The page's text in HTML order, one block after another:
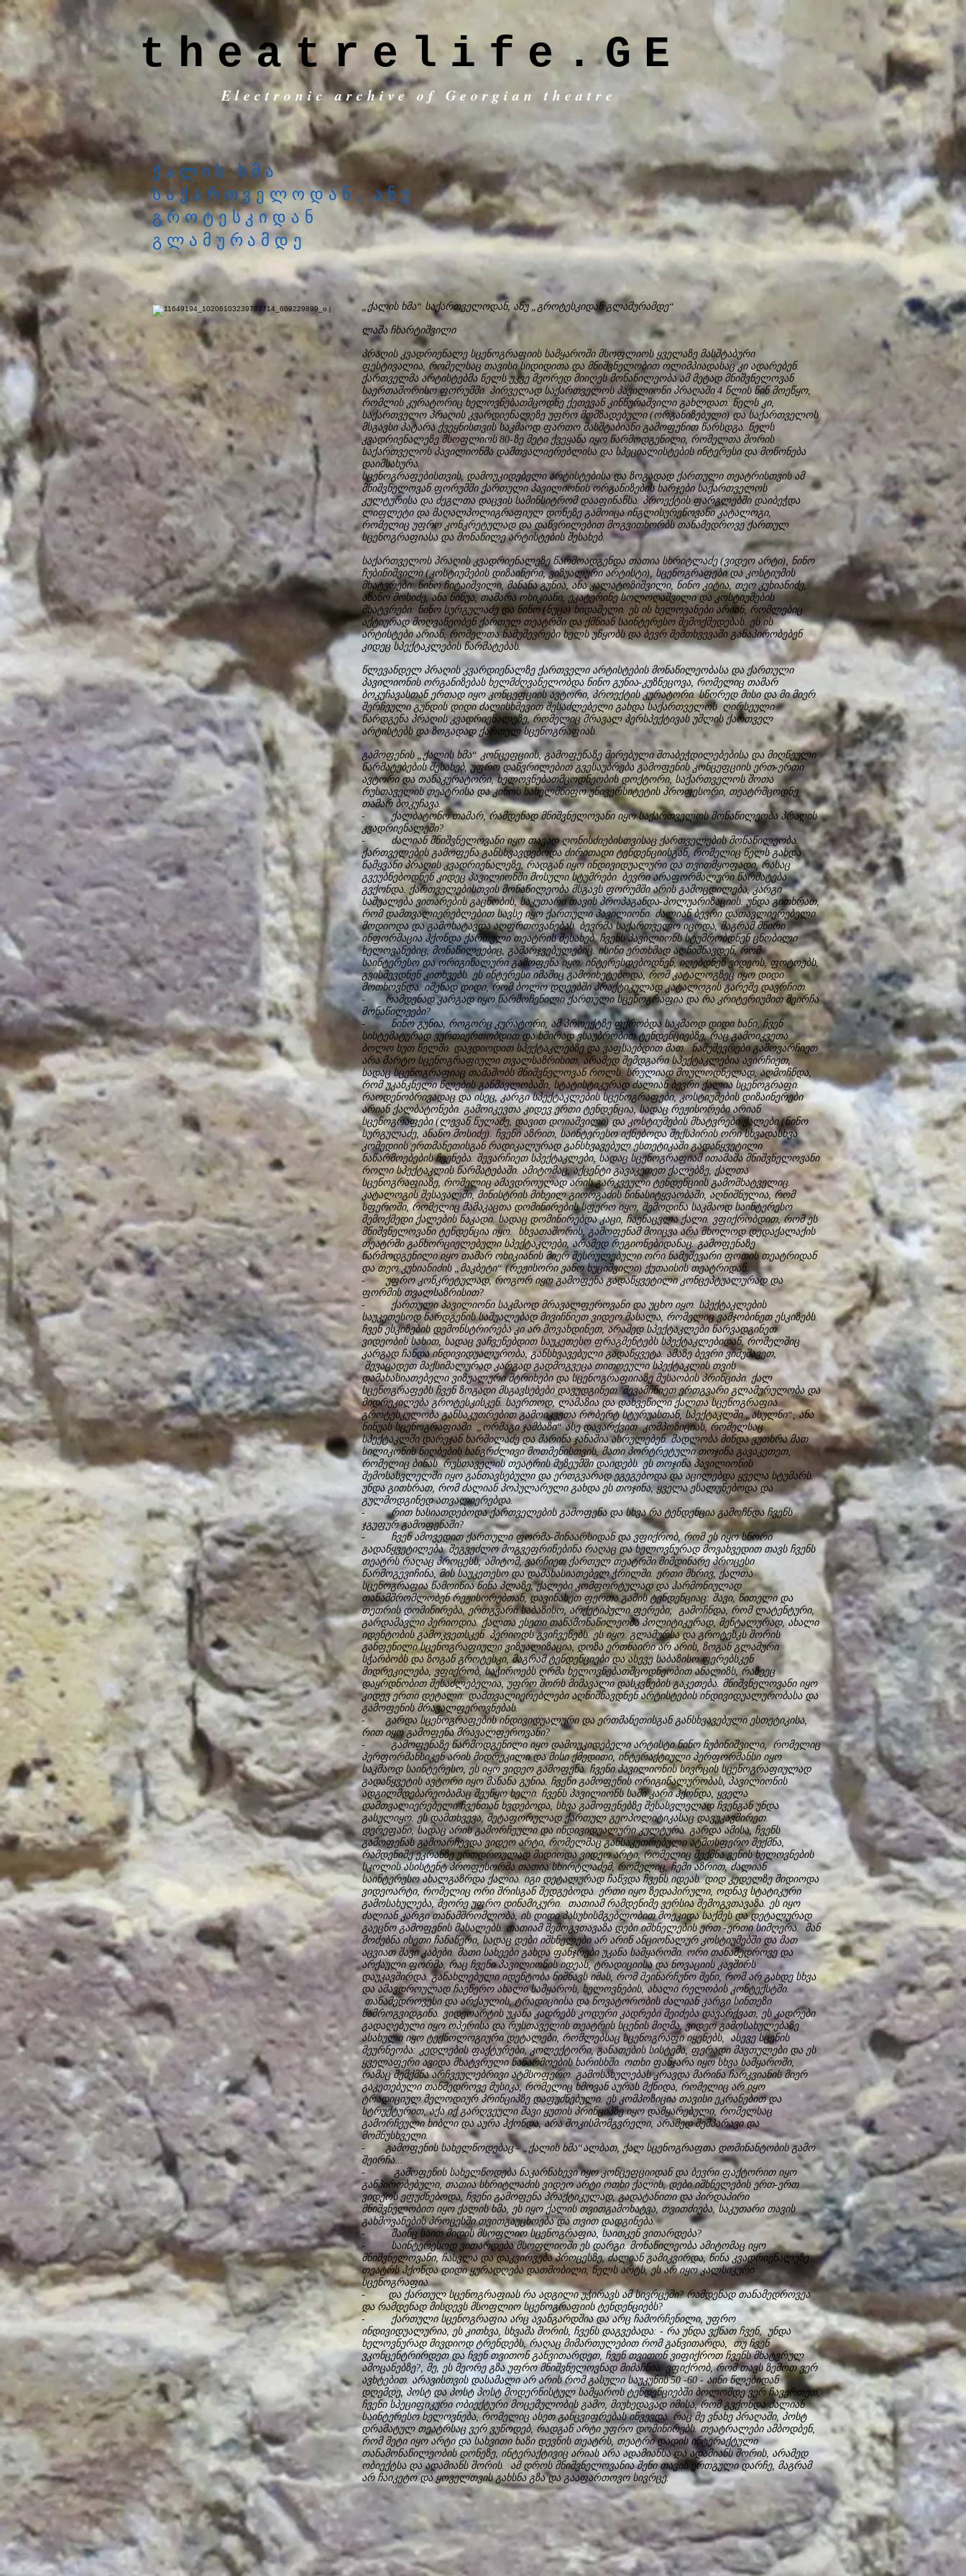
theatrelife.GE
Electronic archive of Georgian theatre
ქალის ხმა
საქართველოდან, ანუ
გროტესკიდან
გლამურამდე
„ქალის ხმა“ საქართველოდან, ანუ „გროტესკიდან გლამურამდე“
ლაშა ჩხარტიშვილი
პრაღის კვადრიენალე სცენოგრაფიის სამყაროში მსოფლიოს ყველაზე მასშტაბური
ფესტივალია, რომელსაც თავისი სიდიდითა და მნიშვნელობით ოლიმპიადასაც კი ადარებენ.
ქართველმა არტისტებმა წელს უკვე მეორედ მიიღეს მონაწილეობა ამ მეტად მნიშვნელოვან
საერთაშორისო ფორუმში. პირველად საქართველოს პავილიონი პრაღაში 4 წლის წინ მოეწყო,
რომლის კურატორიც ხელოვნებათმცოდნე ქეთევან კინწურაშვილი გახლდათ. წელს კი,
საქართველო პრაღის კვარდიენალეზე უფრო მომზადებული (ორგანიზებული) და საქართველოს
მსგავსი პატარა ქვეყნისთვის საკმაოდ ფართო მასშტაბიანი გამოფენით წარსდგა. წელს
კვადრიენალეზე მსოფლიოს 80-ზე მეტი ქვეყანა იყო წარმოდგენილი, რომელთა შორის
საქართველოს პავილიონმა დამთვალიერებლისა და სპეციალისტების ინტერესი და მოწონება
დაიმსახურა.
სცენოგრაფებისთვის, დამოუკიდებელი არტისტებისა და ზოგადად ქართული თეატრისთვის ამ
მნიშვნელოვან ფორუმში ქართული პავილიონის ორგანიზების ხარჯები საქართველოს
კულტურისა და ძეგლთა დაცვის სამინსიტრომ დააფინანსა. პროექტის ფარგლებში დაიბეჭდა
ლიფლეტი და მაღალპოლიგრაფიულ დონეზე გამოიცა ინგლისურენოვანი კატალოგი,
რომელიც უფრო კონკრეტულად და დაწვრილებით მოგვითხორბს თანამედროვე ქართულ
სცენოგრაფიასა და მონაწილე არტისტების შესახებ.
საქართველოს პრაღის კვადრიენალეზე წარმოადგენდა თათია სხრიტლაძე (ვიდეო არტი), ნინო
ჩუბინიშვილი (კოსტიუმების დიზაინერი, ვიზუალური არტისტი), სცენოგრაფები და კოსტიუმის
მხატვრები: ნინო ჩიტაიშვილი, მანანა გუნია, ანა კალატოზიშვილი, ნინო კიტია, თეო კუხიანიძე,
ანანო მოსიძე, ანა ნინუა, თამარა ოხიკიანი, ეკატერინე სოლოღაშვილი და კოსტიუმების
მხატვრები: ნინო სურგულაძე და ნინო (ნუცა) ხიდაშელი. ეს ის ხელოვანები არიან, რომლებიც
აქტიურად მოღვაწეობენ ქართულ თეატრში და ქმნიან საინტერესო შემოქმედებას. ეს ის
არტისტები არიან, რომელთა ნამუშევრები ხელს უწყობს და ბევრ შემთხვევაში განაპირობებენ
კიდეც სპექტაკლების წარმატებას.
წლევანდელ პრაღის კვარდიენალზე ქართველი არტისტების მონაწილეობასა და ქართული
პავილიონის ორგანიზებას ხელმძღვანელობდა ნინო გუნია-კუზნეცოვა, რომელიც თამარ
ბოკუჩავასთან ერთად იყო კონცეფციის ავტორი, პროექტის კურატორი. სწორედ მისი და მი მიერ
შერჩეული გუნდის დიდი ძალისხმევით შესაძლებელი გახდა საქართველოს ღირსეული
წარდგენა პრაღის კვადრიენალეზე, რომელიც მრავალ პერსპექტივას უშლის ქართველ
არტისტებს და ზოგადად ქართულ სცენოგრაფიას.
გამოფენის „ქალის ხმა“ კონცეფციის, გამოფენაზე მირებული შთაბეჭდილებებისა და მიღწეული
წარმატებების შესახებ, უფრო დაწვრილებით გვესაუბრება გამოფენის კონცეფციის ერთ-ერთი
ავტორი და თანაკურატორი, ხელოვნებათმცოდნეობის დოქტორი, საქართველოს შოთა
რუსთაველის თეატრისა და კინოს სახელმწიფო უნივერსიტეტის პროფესორი, თეატრმცოდნე
თამარ ბოკუჩავა.
- ქალბატონო თამარ, რამდენად მნიშვნელოვანი იყო საქართველოს მონაწილეობა პრაღის
კვადრიენალეში?
- ძალიან მნიშვნელოვანი იყო თავად ღონისძიებისთვისაც ქართველების მონაწილეობა.
ქართველების გამოფენა განსხვავდებოდა ძირითადი ტენდენციისგან, რომელიც წელს გახდა
წამყვანი პრაღის კვადრიენალეზე, რადგან იყო ინდივიდუალური და თვითმყოფადი, რასაც
გვეუბნებოდნენ კიდეც პავილიონში მოსული სტუმრები. ბევრი არაფორმალური წარმატება
გვქონდა. ქართველებისთვის მონაწილეობა მსგავს ფორუმში არის გამოცდილება, კარგი
საშუალება ვითარების გაცნობის, საკუთარი თავის პროპაგანდა-პოლუარიზაციის. უნდა გითხრათ,
რომ დამთვალიერებლებით სავსე იყო ქართული პავილიონი. ძალიან ბევრი დათავლიერებელი
მოდიოდა და გამოხატავდა აღფრთოვანებას. ბევრმა საქართველო იცოდა, მაგრამ მწირი
ინფორმაცია ჰქონდა ქართული თეატრის შესახებ. ჩვენს პავილიონს სტუმრობდნენ ცნობილი
ხელოვანებიც, მონაწილეებიც, გამარჯვებულებიც. ისინი ერთხმად აღნიშნავდენ, რომ
საინტერესო და ორიგინალური გამოფენა იყო. ინტერესდებოდნენ, იღებდნენ ვიდეოს, ფოტოებს,
გვისმევდნენ კითხვებს. ეს ინტერესი იმაშიც გამოიხეტებოდა, რომ კატალოგზეც იყო დიდი
მოთხოვნდა. იმენად დიდი, რომ ბოლო დღეებში პრაქტიკულად კატალოგის გარეშე დავრჩით.
- რამდენად კარგად იყო წარმოჩენილი ქართული სცენოგრაფია და რა კრიტერიუმით შეირჩა
მონაწილეები?
- ნინო გუნია, როგორც კურატორი, ამ პროექტზე ფქრობდა საკმაოდ დიდი ხანი, ჩვენ
სისტემატურად ვურთიერთობდით და ხშირად ვსაუბრობით ტენდენციებზე, რაც გამოიკვეთა
ბოლო ხუთ წელში. დავდიოდით სპექტაკლებზე და ვაფსაებდით მათ. ნამუშევრები გამოვარჩიეთ
არა მარტო სცენოგრაფიული თვალსაზრისით, არამედ შემდგარი სპექტაკლებია ავირჩიეთ,
სადაც სცენოგრაფიაც თამაშობს მნიშვნელოვან როლს. სრულიად მოულოდნელად, აღმოჩნდა,
რომ უკანკნელი წლების განმავლობაში, სტატისტიკურად ძალიან ბევრი ქალია სცენოგრაფი.
რაოდენობრივადაც და ისეც, კარგი სპექტაკლების სცენოგრაფები, კოსტიუმების დიზაინერები
არიან ქალბატონები. გამოიკევთა კიდევ ერთი ტენდენცია, სადაც რეჟისორები არიან
სცენოგრაფები (ლევან წულაძე, დავით დოიაშვილი) და კოსტიუმების მხატვრები ქალები (ნინო
სურგულაძე, ანანო მოსიძე). ჩვენი აზრით, საინტერესო იქნებოდა შექსპირის ორი სხვადასხვა
კომედიის ერთმანეთისგან რადიკალურად განსხვავებულ ესთეტიკაში გადაწყვეტილი
ნაწარმოებების ჩვენება. შევარჩიეთ სპექტაკლები, სადაც სცენოგრაფიამ ითამაშა მნიშვნელოვანი
როლი სპექტაკლის წარმატებაში. ამიტომაც, აქცენტი გავაკეთეთ ქალებზე, ქალთა
სცენოგრაფიაზე, რომელიც ამავდროულად არის გარკვეული ტენდენციის გამომხატველიც.
კატალოგის შესავალში, მინისტრის მიხეილ გიორგაძის წინასიტყვაობაში, აღნიშნულია, რომ
სფეროში, რომელიც მამაკაცთა დომინირების სფერო იყო, შემოდინა საკმაოდ საინტერესო
შემოქმედი ქალების ნაკადი. სადაც დომინირებდა კაცი, ჩაენაცვლა ქალი. ვფიქრობდით, რომ ეს
მნიშვნელოვანი ტენდენცია იყო. სხვათაშორის, გამოფენამ მოიცვა არა მხოლოდ დედაქალაქის
თეატრში განხორციელებული სპექტაკლები, არამედ რეგიონებიდანაც. გამოფენაზე
წარმოდგენილი იყო თამარ ოხიკიანის მიერ შესრულებული ორი ნამუშევარი ფოთის თეატრიდან
და თეო კუხიანიძის „მაკბეტი“ (რეჟისორი ვანო ხუციშვილი) ქუთაისის თეატრიდან.
- უფრო კონკრეტულად, როგორ იყო გამოფენა გადაწყვეტილი კონცეპტუალურად და
ფორმის თვალსაზრისით?
- ქართული პავილიონი საკმაოდ მრავალფეროვანი და უცხო იყო. სპექტაკლების
საუკეთესოდ წარდგენის საშუალებად მივიჩნიეთ ვიდეო მასალა, რომელიც ვამჯობინეთ ესკიზებს.
ჩვენ ესკიზების დემონსტრირება კი არ მოვახდინეთ, არამედ სპექტაკლები წარვადგინეთ
ვიდეობის სახით, სადაც ვაჩვენებდით საუკეთესო ფრაგმენტებს სპექტაკლებიდან, რომელშიც
კარგად ჩანდა ინდივიდუალურობა, განსხვავებული გადაწყვეტა. ამაზე ბევრი ვიმუშავეთ,
შევაცადეთ მაქსიმალურად კარგად გადმოგვეცა თითოეული სპექტაკლის თვის
დამახასიათებელი ვიზუალური შტრიხები და სცენოგრაფიიაზე მუსაობის პრინციპი. ქალ
სცენოგრაფებს ჩვენ ზოგადი მსგავსებები დავუდგინეთ. შევამჩნიეთ ერთგვარი გლამურულობა და
მიდრეკილება გროტესკისკენ. საერთოდ, ლამაზია და დახვეწილი ქალთა სცენოგრაფია.
გროტესკულობა განსაკუთრებით გამოიკვეთა რობერტ სტურუასთან, სპექტაკლში „ასულნი“, ანა
ნინუას სცენოგრაფიაში. „ორმაგი ჯამბაზი“ ასე დავარქვით კომპოზიციას, რომელსაც
სპექტაკლში დარეჯან ხარშილაძე და მარინა ჯანაშია ასრულებენ. მადლობა მინდა ვუთხრა მათ
სილიკონის ნიღბების ხანგრძლივი მოთმენისთვის, მათი პორტრეტული თოჯინა გავაკეთეთ,
რომელიც ბინას რუსთაველის თეატრის მუზეუმში დაიდებს. ეს თოჯინა პავილიონის
შემოსასვლელში იყო განთავსებული და ერთგვარად ეგეგებოდა და აცილებდა ყველა სტუმარს.
უნდა გითხრათ, რომ ძალიან პოპულარული გახდა ეს თოჯინა, ყველა ესალუნებოდა და
გულმოდგინედ ათვალიერებდა.
- რით ხასიათდებოდა ქართველების გამოფენა და სხვა რა ტენდენცია გამოჩნდა ჩვენს
ჯგუფურ გამოფენაში?
- ჩვენ ამოვედით ქართული ფორმა-შინაარსიდან და ვფიქრობ, რომ ეს იყო სწორი
გადაწყვეტილება. შეგვეძლო მოგვეფრინებინა რაღაც და ხელოვნურად მოვახვედით თავს ჩვენს
თეატრს რაღაც პროცესს; ამიტომ, ვარჩიეთ ქართულ თეატრში მიმდინარე პროცესი
წარმოგევიჩინა, მის საუკეთესო და დამახასიათებელ ჭრილში. ერთი მხრივ, ქალთა
სცენოგრაფია წამოიწია წინა პლაზე, ქალები კომფორტულად და ჰარმონიულად
თანამშრომლობენ რეჟისორებთან, დავინახეთ ფერთა გამის ტენდენციაც: შავი, წითელი და
თეთრის დომინირება, ერთგვარი საბაზისო, არქეტიპული ფერები; გამოჩნდა, რომ ლატენტური,
გარდამავლი პერიოდია. ქალთა ესეთი თანამონაწილეობა პოლიტიკურად, მენტალურად, ახალი
იდენტობის გამოკვეთსკენ პერიოდს გვიჩვენებს. ეს იყო გლამურსა და გროტესკს შორის
განფენილი სცენოგრაფიული ვიზუალიზაცია, დოზა ერთნაირი არ არის, ზოგან გლამური
სჭარბობს და ზოგან გროტესკი, მაგრამ ტენდენციები და ასევე საბაზისო ფერებსკენ
მიდრეკილება, ვფიქრობ, საჭიროებს ღრმა ხელოვნებათმცოდნეობით ანალიზს, რაზეეც
დაყრდნობით შესაძლებელია, უფრო შორს მიმავალი დასკვნების გაკეთება. მნიშვნელოვანი იყო
კიდევ ერთი დეტალი: დამთვალიერებლები აღნიშნავდნენ არტისტების ინდივიდუალურობასა და
გამოფენის მრავალფეროვნებას.
- გარდა სცენოგრაფების ინდივიდუალური და ერთმანეთისგან განსხვავებული ესთეტიკისა,
რით იყო გამოფენა მრავალფეროვანი?
- გამოფენაზე წარმოდგენილი იყო დამოუკიდებელი არტისტი ნინო ჩუბინიშვილი, რომელიც
პერფორმანსიკენ არის მიდრეკილი და მისი ქმედითი, ინტერაქტიული პერფორმანსი იყო
საკმაოდ საინტერესო, ეს იყო ვიდეო გამოფენა. ჩვენი პავილიონის სივრცის სცენოგრაფიულად
გადაწყვეტის ავტორი იყო მანანა გუნია. ჩვენი გამოფენის ორიგინალურობას, პავილიონის
ადგილმდებარეობამაც შეუწყო ხელი. ჩვენს პავილიონს სამი კარი ჰქონდა, ყველა
დამთვალიერებელი ჩვენთან ხვდებოდა, სხვა გამოფენებზე შესასვლელად ჩვენგან უნდა
გასულიყო. ეს დამთხვევა, მეტაფორულად ქართულ გეოპოლიტიკასაც დავუკავშირეთ.
დერეფანი, სადაც არის გამორჩეული და ინდივიდუალური კულტურა. გარდა ამისა, ჩვენს
გამოფენას გამოარჩევდა ვიდეო არტი, რომელმაც განსაკუთრებული ატმოსფერო შექმნა,
რამდენიმე ეკრანზე ერთდროულად მიდიოდა ვიდეო არტი, რომელიც შექმნა ვენის ხელოვნების
სკოლის ასისტენტ პროფესორმა თათია სხირტლაძემ, რომელიც, ჩემი აზრით, ძალიან
საინტერესო ახალგაზრდა ქალია. იგი დეტალურად ჩაწვდა ჩვენს იდეას. დიდ კედელზე მიდიოდა
ვიდეოარტი, რომელიც ორი შრისგან შედგებოდა. ერთი იყო ზედაპირული, ოდნავ სტატიკური
გამოსახულება, მეორე უფრო დინამიკური. თათიამ რამდენიმე ვერსია შემოგვთავაზა. ეს იყო
ძალიან კარგი თანამშრომლობა, ის დიდი პასუხისმგებლობით მოეკიდა საქმეს და დეტალურად
გაეცნო გამოფენის მასალებს. თათიამ შემოგვთავაზა დები იშხნელების ერთ -ერთი სიმღერა. მან
მოძებნა ისეთი ჩანაწერი, სადაც დები იშხნელები არ არინ ანციონალურ კოსტიუმებში და მათ
აცვიათ შავი კაბები. მათი სახეები გახდა ფანჯრები უკანა სამყაროში. ორი თანამედროვე და
არქაული ფორმა, რაც ჩვენი პავილიონის იდეას, ტრადიციისა და ნოვაციის კავშირს
დაუკავშირდა. განახლებული იდენტობა ნიშნავს იმას, რომ შეინარჩუნო შენი, რომ არ გახდე სხვა
და ამავდროულად ჩაეწერო ახალი სამყაროს, ხელოვნების, ახალი რელობის კონტექსტში.
თანამედროვესი და არქაულის, ტრადიციისა და ნოვატორობის ძალიან კარგი სინთეზი
წამროგვიდგინა. ვიდეოარტის უკანა კადრებს კოდური კადრები შეიძება დავარქვათ, ეს კადრები
გადაღებული იყო ოპერისა და რუსთაველის თეატრის სცენის მიღმა, ვიდეო გამოსახულებაზე
ასახული იყო ტექნოლოგიური დეტალები, რომლებსაც სცენოგრაფი იყენებს, ასევე სცენის
მეურნეობა: კედლების ფაქტურები, კოლექტორი, განათების სისტემა, ფერადი მავთულები და ეს
ყველაფერი ავიდა მხატვრული ნაწარმოების ხარისხში. ოთხი ფანჯარა იყო სხვა სამყაროში,
რამაც შემქმნა არჩვეულებრივი ატმსოფერო. გამოსახულებას კრავდა მარინა ჩარკვიანის მიერ
გაკეთებული თანმედროვე მუსიკა, რომელიც ხმოვან აურას მქნიდა, რომელიც არ იყო
ტრადიციულ მელოდიურ პრინციპზე დაფუძნებული. ეს კომპოზიცია თავისი ეკრანებით და
სტრუქტურით, აქა იქ გარღვეული შავი ყუთის პრინციპზე იყო დამყარებული, რომელსაც
გამორჩეული ხიბლი და აურა ჰქონდა, არა შოკისმომგვრელი, არამედ შემპარავი და
მომნუსხველი.
- გამოფენის სახელწოდებაც - „ქალის ხმა“ალბათ, ქალ სცენოგრაფთა დომინანტობის გამო
შეირჩა...
- გამოფენის სახელწოდება ნაკარნახევი იყო კონცეფციიდან და ბევრი ფაქტორით იყო
განპირობებული, თათია სხრიტლაძის ვიდეო არტი ოთხი ქალის, დები იშხნელების ერთ-ერთ
ვიდეოს ეფუძნებოდა, ჩვენი გამოფენა პრაქტიკულად, გადატანითი და პირდაპირი
მნიშვნელობით იყო ქალის ხმა, ეს იყო ქალის თვითგამოხატვა, თვითძიება, საკუთარი თავის
გახმოვანების პროცესში თვითგაუცხოება და თვით დადგინება.
- მაინც საით მიდის მსოფლიო სცენოგრაფია, საითკენ ვითარდება?
- საინტერესოდ ვითარდება მსოფლიოში ეს დარგი. მონაწილეობა ამიტომაც იყო
მნიშვნელოვანი, ჩასვლა და დაკვირვება პროცესზე, ძალიან გამიკვირდა, წინა კვადრიენალეზე
თეატრს ჰქონდა დიდი ყურადღება დათმობილი, წელს არტს, ეს არ იყო კალსიკური
სცენოგრაფია.
- და ქართულ სცენოგრაფიას რა ადგილი უჭირავს ამ სივრცეში? რამდენად თანამედროვეა
და რამდენად მისდევს მსოფლიო სცენოგრაფიის ტენდენციებს?
- ქართული სცენოგრაფია არც ავანგარდშია და არც ჩამორჩენილი, უფრო
ინდივიდუალურია, ეს კითხვა, სხვაშა შორის, ჩვენს დაგვებადა: - რა უნდა ვქნათ ჩვენ, უნდა
ხელოვნურად მივდიოდ ტრენდებს, რაღაც მიმართულებით რომ განვითარდა, თუ ჩვენ
ვკონცენტრირდეთ და ჩვენ თვითონ განვითარდეთ, ჩვენ თვითონ ვიფიქროთ ჩვენს მხატვრულ
ამოცანებზე?, მე, ეს მეორე გზა უფრო მნიშვნელოვნად მიმაჩნია. ვფიქრობ, რომ თავს ზემოთ ვერ
ავხტებით. არავისთვის დასამალი არ არის რომ გასული საუკუნის 50 -60 - აინი წლებიდან
დღემდე, პოსტ და პოსტ პოსტ მოდერნისტულ სამყაროს ტენდენციებში ბოლომდე ვერ ჩავერთეთ,
ჩვენი სპეციფიკური ობიექტური მოცემულობის გამო, მიუხედავად იმისა, რომ გვქონდა ძალიან
საინტერესო ხელოვნება, რომელიც ასეთ განცვიფრებას იწვევდა. რაც მე ვნახე პრაღაში, პოსტ
დრამატულ თეატრსაც ვერ ვუწოდებ, რადგან არტი უფრო დომინირებს. თეატრალები ამბოდბენ,
რომ მეტი იყო არტი და სახვითი ხაზი დევნის თეატრს, თეატრი დადის ინტერაქტული
თანამონაწილეობის დონეზე, ინტერაქტივიც არიას არა ადამიანსა და ადამიანს შორის, არამედ
ობიექტსა და ადამიანს შორის. ამ დროს მნიშვნელოვანია შენი თავის ერთგული დარჩე, მაგრამ
არ ჩაიკეტო და ყოველთვის გახსნა გზა და გააფართოვო სივრცე.